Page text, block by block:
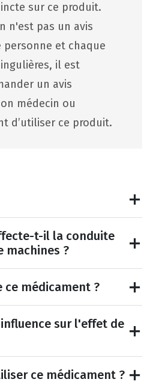
sur ce produit.
n'est pas un avis
personne et chaque
il est
un avis
médecin ou
d’utiliser ce produit.
t-il la conduite
machines ?
ce médicament ?
sur l'effet de
ce médicament ?